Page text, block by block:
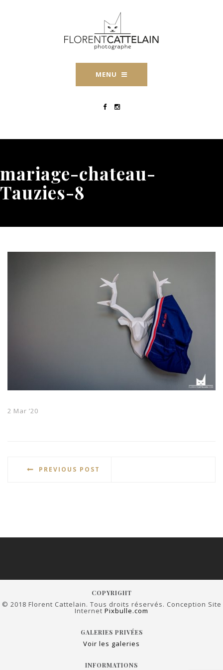
MENU
mariage-chateau-
Tauzies-8
2 Mar ’20
PREVIOUS POST
COPYRIGHT
© 2018 Florent Cattelain. Tous droits réservés. Conception Site
Internet Pixbulle.com
GALERIES PRIVÉES
Voir les galeries
INFORMATIONS